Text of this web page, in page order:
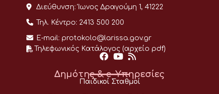
Διεύθυνση: Ίωνος Δραγούμη 1, 41222
Τηλ. Κέντρο: 2413 500 200
E-mail: protokolo@larissa.gov.gr
Τηλεφωνικός Κατάλογος (αρχείο pdf)
Δημότης & e-Υπηρεσίες
Παιδικοί Σταθμοί